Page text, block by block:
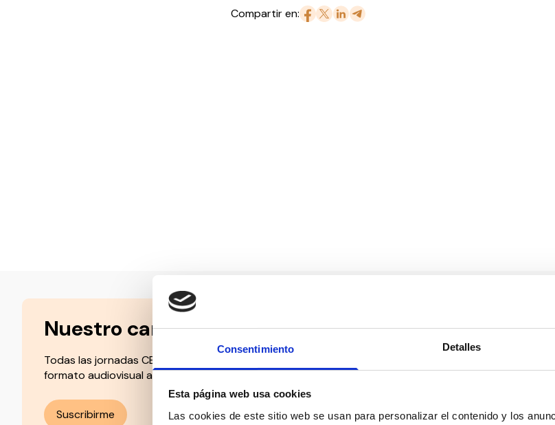
Consentimiento Detalles
Esta página web usa cookies
Las cookies de este sitio web se usan para personalizar el contenido y los
Compartir en:
Nuestro canal de Youtube
Todas las jornadas CEDDD, el podcast ‘El Rincón Social’ y mucho más en
formato audiovisual a un solo clic.
Suscribirme
Mantente
social en